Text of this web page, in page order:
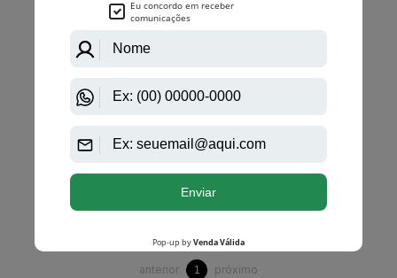
-R$ 38,95
Gabriela Sabatini
Gabriela Sabatini Eau De Toilette Feminino
R$ 113,05
anterior 1 próximo